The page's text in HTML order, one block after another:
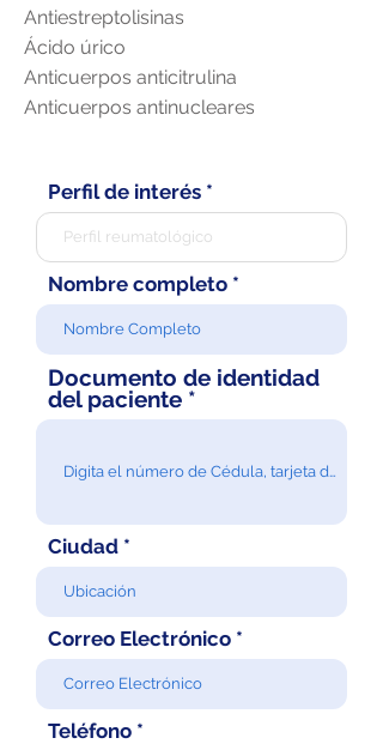
Antiestreptolisinas
Ácido úrico
Anticuerpos anticitrulina
Anticuerpos antinucleares
Perfil de interés
Nombre completo
Documento de identidad
del paciente
Ciudad
Correo Electrónico
Teléfono